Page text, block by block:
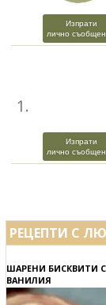
Изпрати
лично
1.
Изпрати
лично
РЕЦЕПТИ С
ШАРЕНИ БИСКВИТИ
ВАНИЛИЯ